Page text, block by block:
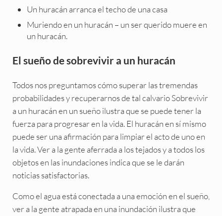
Un huracán arranca el techo de una casa
Muriendo en un huracán – un ser querido muere en
un huracán.
El sueño de sobrevivir a un huracán
Todos nos preguntamos cómo superar las tremendas
probabilidades y recuperarnos de tal calvario Sobrevivir
a un huracán en un sueño ilustra que se puede tener la
fuerza para progresar en la vida. El huracán en sí mismo
puede ser una afirmación para limpiar el acto de uno en
la vida. Ver a la gente aferrada a los tejados y a todos los
objetos en las inundaciones indica que se le darán
noticias satisfactorias.
Como el agua está conectada a una emoción en el sueño,
ver a la gente atrapada en una inundación ilustra que